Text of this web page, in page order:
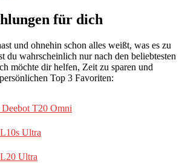
für dich
und ohnehin schon alles weißt, was es zu
du wahrscheinlich nur nach den beliebtesten
möchte dir helfen, Zeit zu sparen und
Top 3 Favoriten:
Deebot T20 Omni
Ultra
Ultra